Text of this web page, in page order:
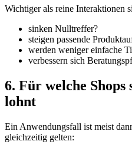
Wichtiger als reine Interaktionen
sinken Nulltreffer?
steigen passende
werden weniger einfache
verbessern sich
6. Für welche Shops
lohnt
Ein Anwendungsfall ist meist
gleichzeitig gelten: